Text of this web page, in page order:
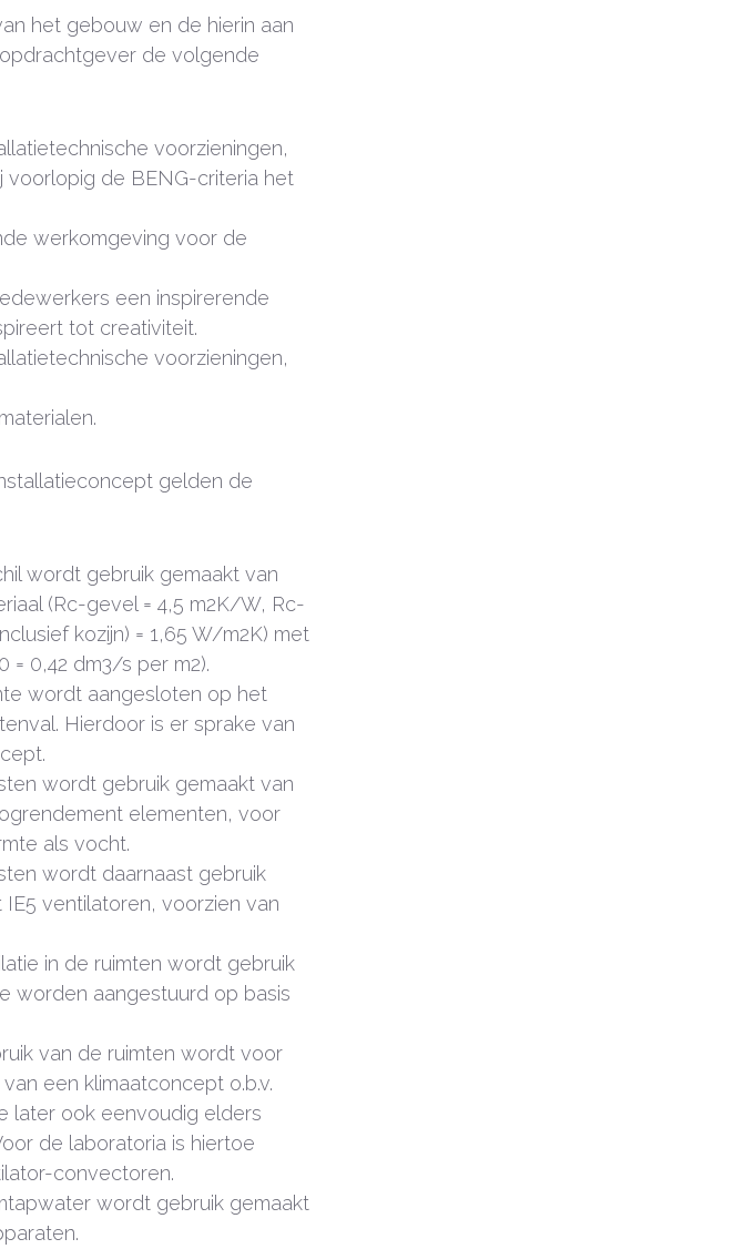
het gebouw en de hierin aan
de volgende
voorzieningen,
voorlopig de BENG-criteria het
werkomgeving voor de
een inspirerende
tot creativiteit.
voorzieningen,
gelden de
wordt gebruik gemaakt van
(Rc-gevel = 4,5 m2K/W, Rc-
kozijn) = 1,65 W/m2K) met
= 0,42 dm3/s per m2).
wordt aangesloten op het
Hierdoor is er sprake van
wordt gebruik gemaakt van
elementen, voor
als vocht.
wordt daarnaast gebruik
ventilatoren, voorzien van
in de ruimten wordt gebruik
worden aangestuurd op basis
van de ruimten wordt voor
een klimaatconcept o.b.v.
later ook eenvoudig elders
de laboratoria is hiertoe
convectoren.
wordt gebruik gemaakt